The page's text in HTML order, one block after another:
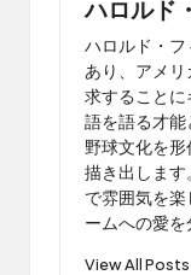
ハロルド
ハロルド・フ
あり、アメ
求することに
語を語る才能
野球文化を形
描き出します
で雰囲気を
ームへの愛を
View All Posts